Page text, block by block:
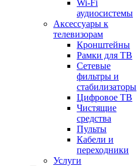
Wi-Fi
аудиосистемы
Аксессуары к
телевизорам
Кронштейны
Рамки для ТВ
Сетевые
фильтры и
стабилизаторы
Цифровое ТВ
Чистящие
средства
Пульты
Кабели и
переходники
Услуги